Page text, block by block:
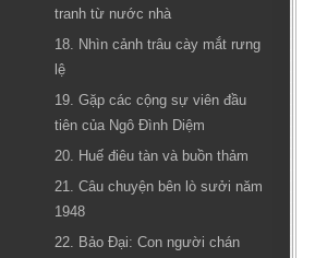
tranh từ nước nhà
18. Nhìn cảnh trâu cày mắt rưng
lệ
19. Gặp các cộng sự viên đầu
tiên của Ngô Đình Diệm
20. Huế điêu tàn và buồn thảm
21. Câu chuyện bên lò sưởi năm
1948
22. Bảo Đại: Con người chán